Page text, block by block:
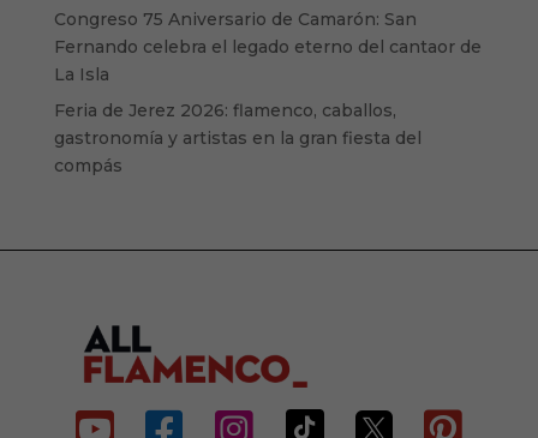
Congreso 75 Aniversario de Camarón: San
Fernando celebra el legado eterno del cantaor de
La Isla
Feria de Jerez 2026: flamenco, caballos,
gastronomía y artistas en la gran fiesta del
compás
     